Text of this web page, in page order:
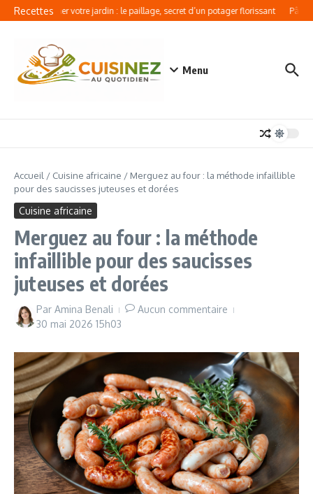
Aller au contenu
Recettes
Révolutionner votre jardin : le paillage, secret d’un potager florissant Pâtes
Menu
Accueil / Cuisine africaine / Merguez au four : la méthode infaillible
pour des saucisses juteuses et dorées
Cuisine africaine
Merguez au four : la méthode
infaillible pour des saucisses
juteuses et dorées
Par Amina Benali
Aucun commentaire
30 mai 2026 15h03